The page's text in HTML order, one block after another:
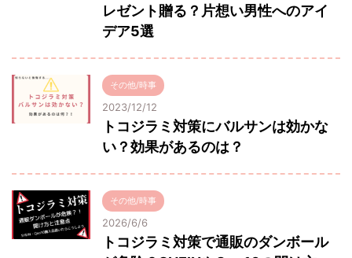
レゼント贈る？片想い男性へのアイ
デア5選
その他/時事
2023/12/12
トコジラミ対策にバルサンは効かな
い？効果があるのは？
その他/時事
2026/6/6
トコジラミ対策で通販のダンボール